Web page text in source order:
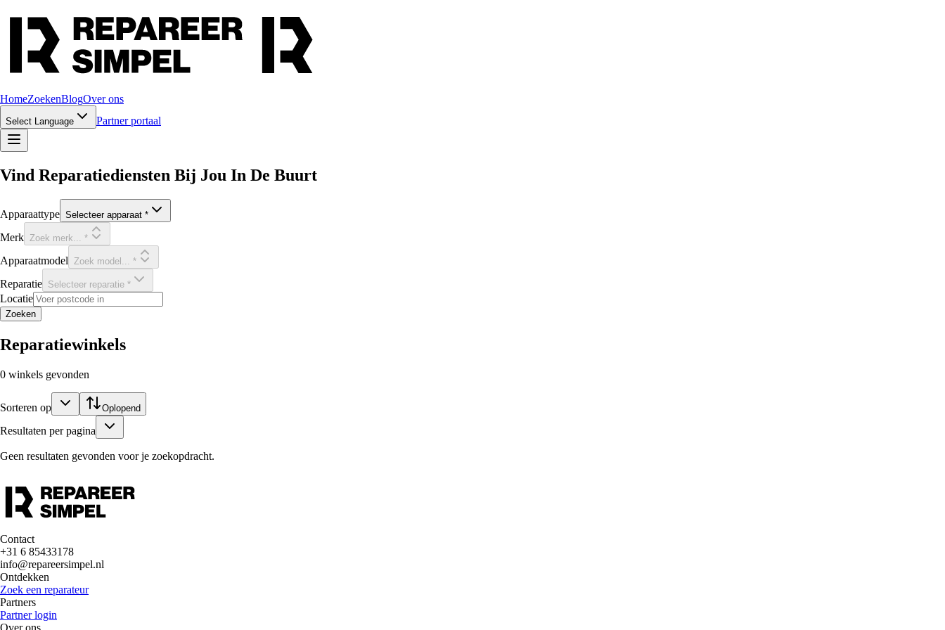
HomeZoekenBlogOver ons
Select Language Partner portaal
Vind Reparatiediensten Bij Jou In De Buurt
Apparaattype Selecteer apparaat *
Merk Zoek merk... *
Apparaatmodel Zoek model... *
Reparatie Selecteer reparatie *
Locatie
Zoeken
Reparatiewinkels
0 winkels gevonden
Sorteren op Oplopend
Resultaten per pagina
Geen resultaten gevonden voor je zoekopdracht.
Contact
+31 6 85433178
info@repareersimpel.nl
Ontdekken
Zoek een reparateur
Partners
Partner login
Over ons